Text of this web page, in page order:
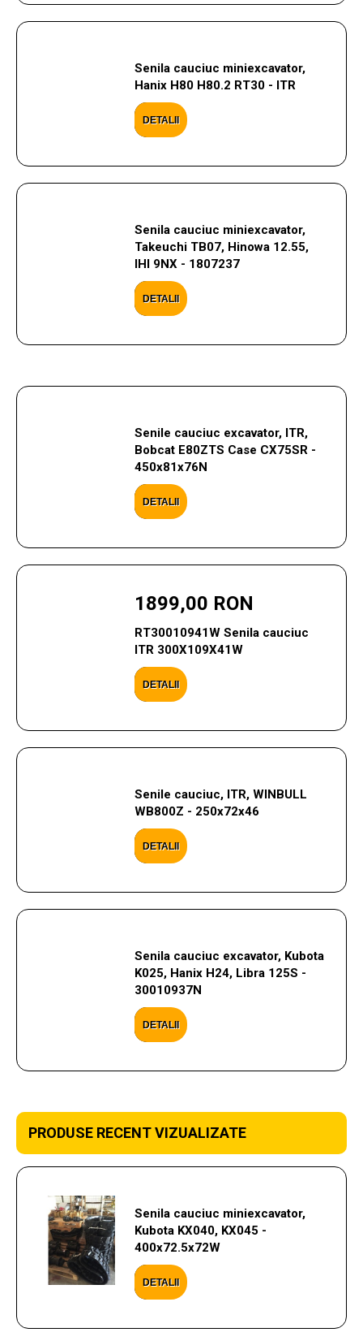
Senila cauciuc miniexcavator,
Hanix H80 H80.2 RT30 - ITR
DETALII
Senila cauciuc miniexcavator,
Takeuchi TB07, Hinowa 12.55,
IHI 9NX - 1807237
DETALII
Senile cauciuc excavator, ITR,
Bobcat E80ZTS Case CX75SR -
450x81x76N
DETALII
1899,00 RON
RT30010941W Senila cauciuc
ITR 300X109X41W
DETALII
Senile cauciuc, ITR, WINBULL
WB800Z - 250x72x46
DETALII
Senila cauciuc excavator, Kubota
K025, Hanix H24, Libra 125S -
30010937N
DETALII
PRODUSE RECENT VIZUALIZATE
Senila cauciuc miniexcavator,
Kubota KX040, KX045 -
400x72.5x72W
DETALII